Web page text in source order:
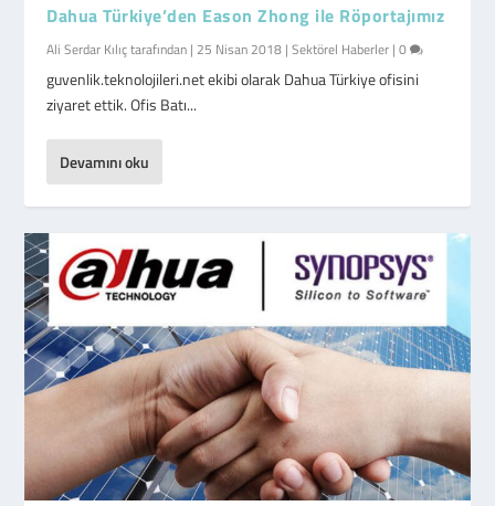
Dahua Türkiye’den Eason Zhong ile Röportajımız
Ali Serdar Kılıçtarafından | 25 Nisan 2018 |Sektörel Haberler |0
guvenlik.teknolojileri.net ekibi olarak Dahua Türkiye ofisini
ziyaret ettik. Ofis Batı...
Devamını oku